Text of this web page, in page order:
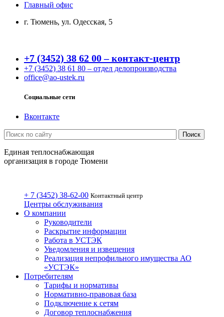
Главный офис
г. Тюмень, ул. Одесская, 5
+7 (3452) 38 62 00 – контакт-центр
+7 (3452) 38 61 80 – отдел делопроизводства
office@ao-ustek.ru
Социальные сети
Вконтакте
Единая теплоснабжающая
организация в городе Тюмени
+ 7 (3452) 38-62-00 Контактный центр
Центры обслуживания
О компании
Руководители
Раскрытие информации
Работа в УСТЭК
Уведомления и извещения
Реализация непрофильного имущества АО
«УСТЭК»
Потребителям
Тарифы и нормативы
Нормативно-правовая база
Подключение к сетям
Договор теплоснабжения